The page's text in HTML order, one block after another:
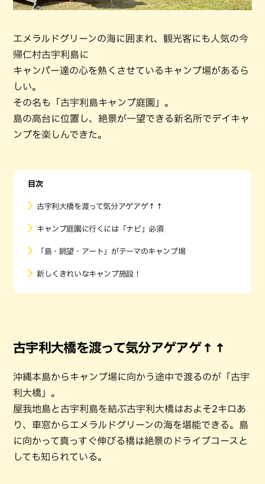
エメラルドグリーンの海に囲まれ、観光客にも人気の今
帰仁村古宇利島に
キャンパー達の心を熱くさせているキャンプ場があるら
しい。
その名も「古宇利島キャンプ庭園」。
島の高台に位置し、絶景が一望できる新名所でデイキャ
ンプを楽しんできた。
目次
古宇利大橋を渡って気分アゲアゲ↑↑
キャンプ庭園に行くには「ナビ」必須
「島・眺望・アート」がテーマのキャンプ場
新しくきれいなキャンプ施設！
古宇利大橋を渡って気分アゲアゲ↑↑
沖縄本島からキャンプ場に向かう途中で渡るのが「古宇
利大橋」。
屋我地島と古宇利島を結ぶ古宇利大橋はおよそ2キロあ
り、車窓からエメラルドグリーンの海を堪能できる。島
に向かって真っすぐ伸びる橋は絶景のドライブコースと
しても知られている。